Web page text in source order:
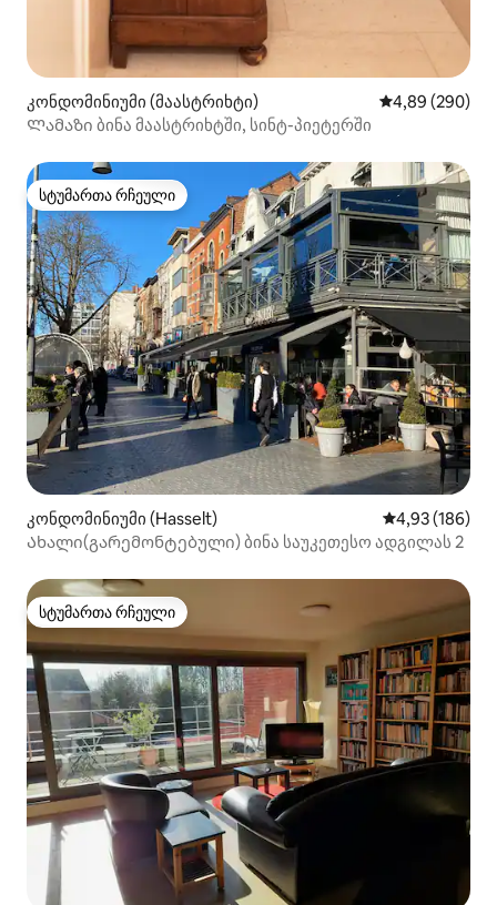
კონდომინიუმი (მაასტრიხტი) საშუალო
4,89 (290)
Ლამაზი ბინა მაასტრიხტში, სინტ-პიეტერში
სტუმართა რჩეული
სტუმართა რჩეული
კონდომინიუმი (Hasselt) საშუალო
4,93 (186)
Ახალი(გარემონტებული) ბინა საუკეთესო ადგილას 2
სტუმართა რჩეული
სტუმართა რჩეული